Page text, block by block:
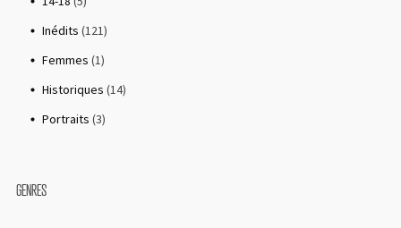
Remember me
Inédits (121)
Femmes (1)
Historiques (14)
Portraits (3)
GENRES